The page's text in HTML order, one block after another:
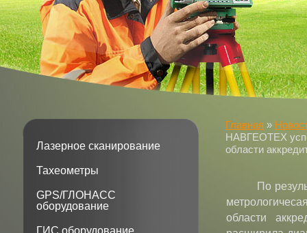
Главная »
НАВГЕОТЕХ
области
По
области
Лазерное сканирование
Тахеометры
GPS/ГЛОНАСС
оборудование
ГИС оборудование